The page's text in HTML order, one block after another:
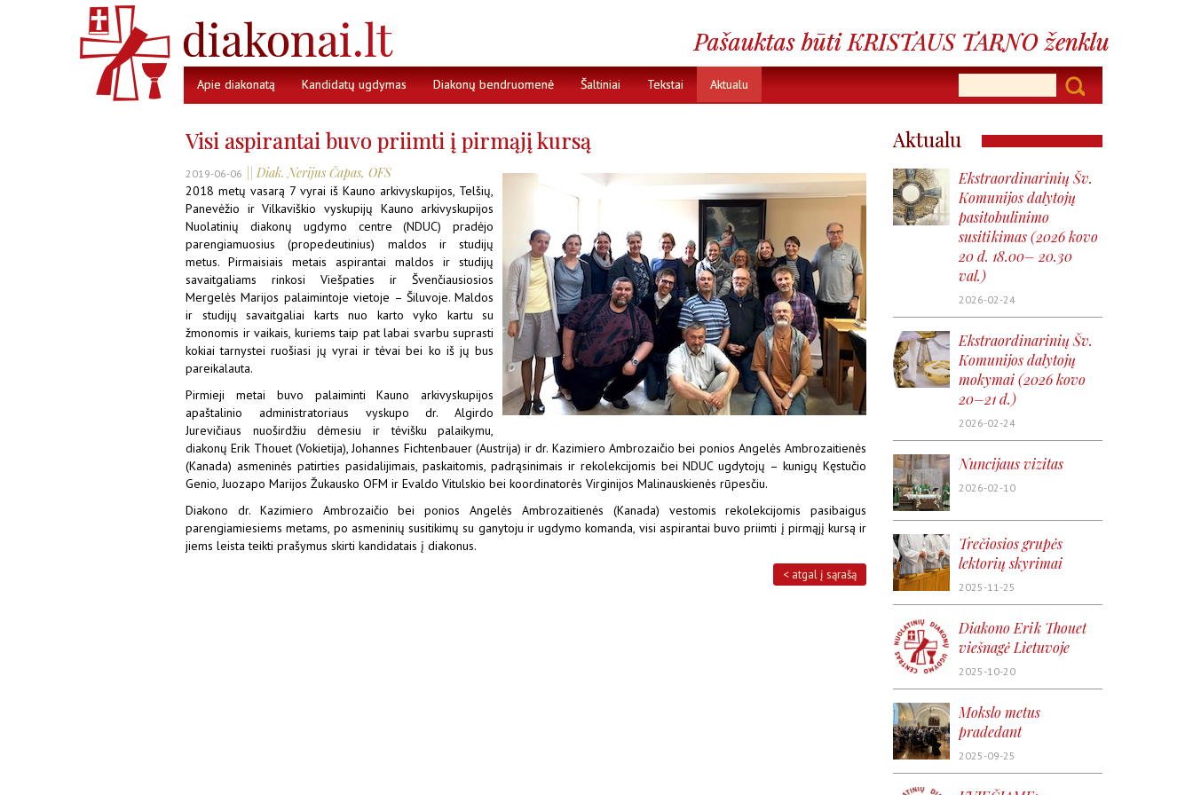
Apie diakonatą Kandidatų ugdymas Diakonų bendruomenė Šaltiniai Tekstai Aktualu
Visi aspirantai buvo priimti į pirmąjį kursą
2019-06-06 || Diak. Nerijus Čapas, OFS
2018 metų vasarą 7 vyrai iš Kauno arkivyskupijos, Telšių,
Panevėžio ir Vilkaviškio vyskupijų Kauno arkivyskupijos
Nuolatinių diakonų ugdymo centre (NDUC) pradėjo
parengiamuosius (propedeutinius) maldos ir studijų
metus. Pirmaisiais metais aspirantai maldos ir studijų
savaitgaliams rinkosi Viešpaties ir Švenčiausiosios
Mergelės Marijos palaimintoje vietoje – Šiluvoje. Maldos
ir studijų savaitgaliai karts nuo karto vyko kartu su
žmonomis ir vaikais, kuriems taip pat labai svarbu suprasti
kokiai tarnystei ruošiasi jų vyrai ir tėvai bei ko iš jų bus
pareikalauta.
Pirmieji metai buvo palaiminti Kauno arkivyskupijos
apaštalinio administratoriaus vyskupo dr. Algirdo
Jurevičiaus nuoširdžiu dėmesiu ir tėvišku palaikymu,
diakonų Erik Thouet (Vokietija), Johannes Fichtenbauer (Austrija) ir dr. Kazimiero Ambrozaičio bei ponios Angelės Ambrozaitienės
(Kanada) asmeninės patirties pasidalijimais, paskaitomis, padrąsinimais ir rekolekcijomis bei NDUC ugdytojų – kunigų Kęstučio
Genio, Juozapo Marijos Žukausko OFM ir Evaldo Vitulskio bei koordinatorės Virginijos Malinauskienės rūpesčiu.
Diakono dr. Kazimiero Ambrozaičio bei ponios Angelės Ambrozaitienės (Kanada) vestomis rekolekcijomis pasibaigus
parengiamiesiems metams, po asmeninių susitikimų su ganytoju ir ugdymo komanda, visi aspirantai buvo priimti į pirmąjį kursą ir
jiems leista teikti prašymus skirti kandidatais į diakonus.
< atgal į sąrašą
Aktualu
Ekstraordinarinių Šv.
Komunijos dalytojų
pasitobulinimo
susitikimas (2026 kovo
20 d. 18.00– 20.30
val.)
2026-02-24
Ekstraordinarinių Šv.
Komunijos dalytojų
mokymai (2026 kovo
20–21 d.)
2026-02-24
Nuncijaus vizitas
2026-02-10
Trečiosios grupės
lektorių skyrimai
2025-11-25
Diakono Erik Thouet
viešnagė Lietuvoje
2025-10-20
Mokslo metus
pradedant
2025-09-25